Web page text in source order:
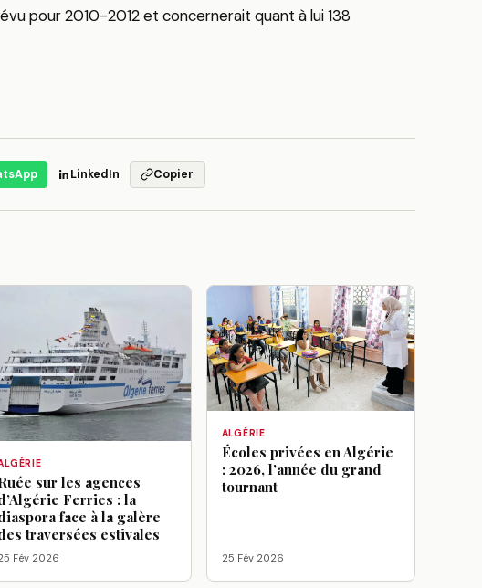
pour 2010-2012 et concernerait quant à lui 138
LinkedIn Copier
sur les agences
Ferries : la
face à la galère
traversées estivales
Fév 2026
ALGÉRIE
Écoles privées en Algérie
: 2026, l’année du grand
tournant
25 Fév 2026